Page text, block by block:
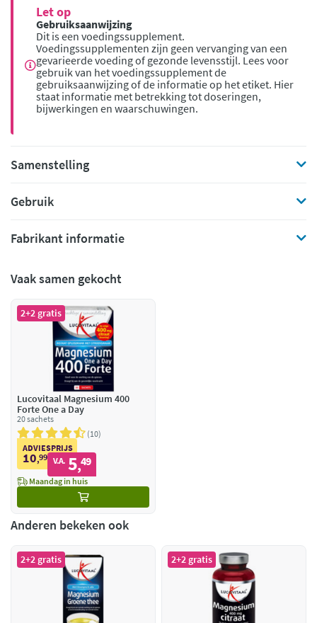
Let op
Gebruiksaanwijzing
Dit is een voedingssupplement.
Voedingssupplementen zijn geen vervanging van een
gevarieerde voeding of gezonde levensstijl. Lees voor
gebruik van het voedingssupplement de
gebruiksaanwijzing of de informatie op het etiket. Hier
staat informatie met betrekking tot doseringen,
bijwerkingen en waarschuwingen.
Samenstelling
Gebruik
Fabrikant informatie
Vaak samen gekocht
2+2 gratis
Lucovitaal Magnesium 400
Forte One a Day
20 sachets
10
ADVIESPRIJS
10,99 V.A. 5,49
Maandag in huis
Anderen bekeken ook
2+2 gratis 2+2 gratis